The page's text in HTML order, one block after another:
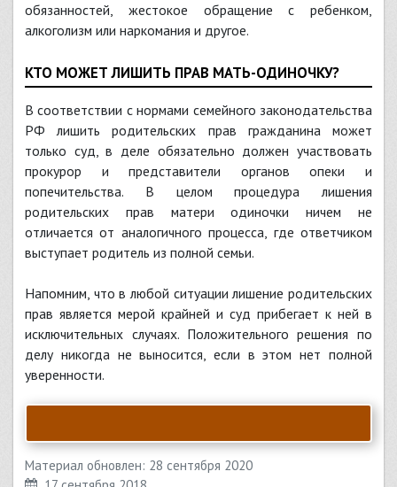
обязанностей, жестокое обращение с ребенком,
алкоголизм или наркомания и другое.
КТО МОЖЕТ ЛИШИТЬ ПРАВ МАТЬ-ОДИНОЧКУ?
В соответствии с нормами семейного законодательства
РФ лишить родительских прав гражданина может
только суд, в деле обязательно должен участвовать
прокурор и представители органов опеки и
попечительства. В целом процедура лишения
родительских прав матери одиночки ничем не
отличается от аналогичного процесса, где ответчиком
выступает родитель из полной семьи.
Напомним, что в любой ситуации лишение родительских
прав является мерой крайней и суд прибегает к ней в
исключительных случаях. Положительного решения по
делу никогда не выносится, если в этом нет полной
уверенности.
Материал обновлен: 28 сентября 2020